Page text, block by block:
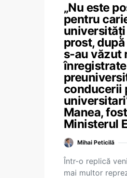
„Nu este
pentru
universități
prost,
s-au văzut
conducerii
Manea,
Ministerul
Mihai Peticilă
Într-o replică
mai multor